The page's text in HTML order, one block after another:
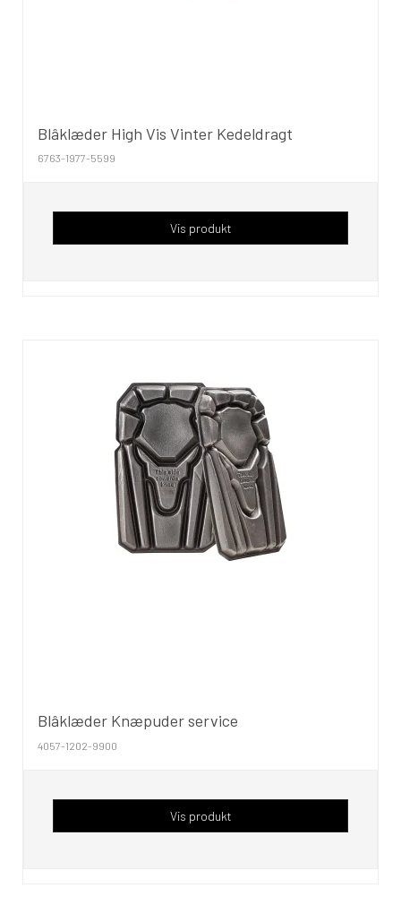
Blâklæder High Vis Vinter Kedeldragt
6763-1977-5599
Vis produkt
Blâklæder Knæpuder service
4057-1202-9900
Vis produkt